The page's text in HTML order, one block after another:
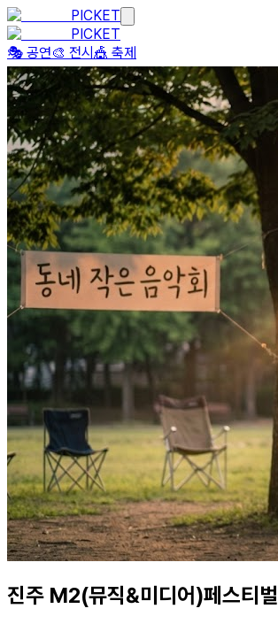
PICKET
PICKET
🎭 공연🎨 전시 🎪 축제
진주 M2(뮤직&미디어)페스티벌